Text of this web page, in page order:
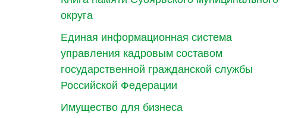
округа
Единая информационная система
управления кадровым составом
государственной гражданской службы
Российской Федерации
Имущество для бизнеса